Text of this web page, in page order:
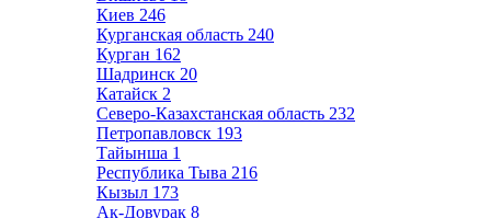
Киев 246
Курганская область 240
Курган 162
Шадринск 20
Катайск 2
Северо-Казахстанская область 232
Петропавловск 193
Тайынша 1
Республика Тыва 216
Кызыл 173
Ак-Довурак 8